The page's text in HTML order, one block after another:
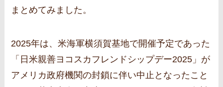
まとめてみました。
2025年は、米海軍横須賀基地で開催予定であった
「日米親善ヨコスカフレンドシップデー2025」が
アメリカ政府機関の封鎖に伴い中止となったこと